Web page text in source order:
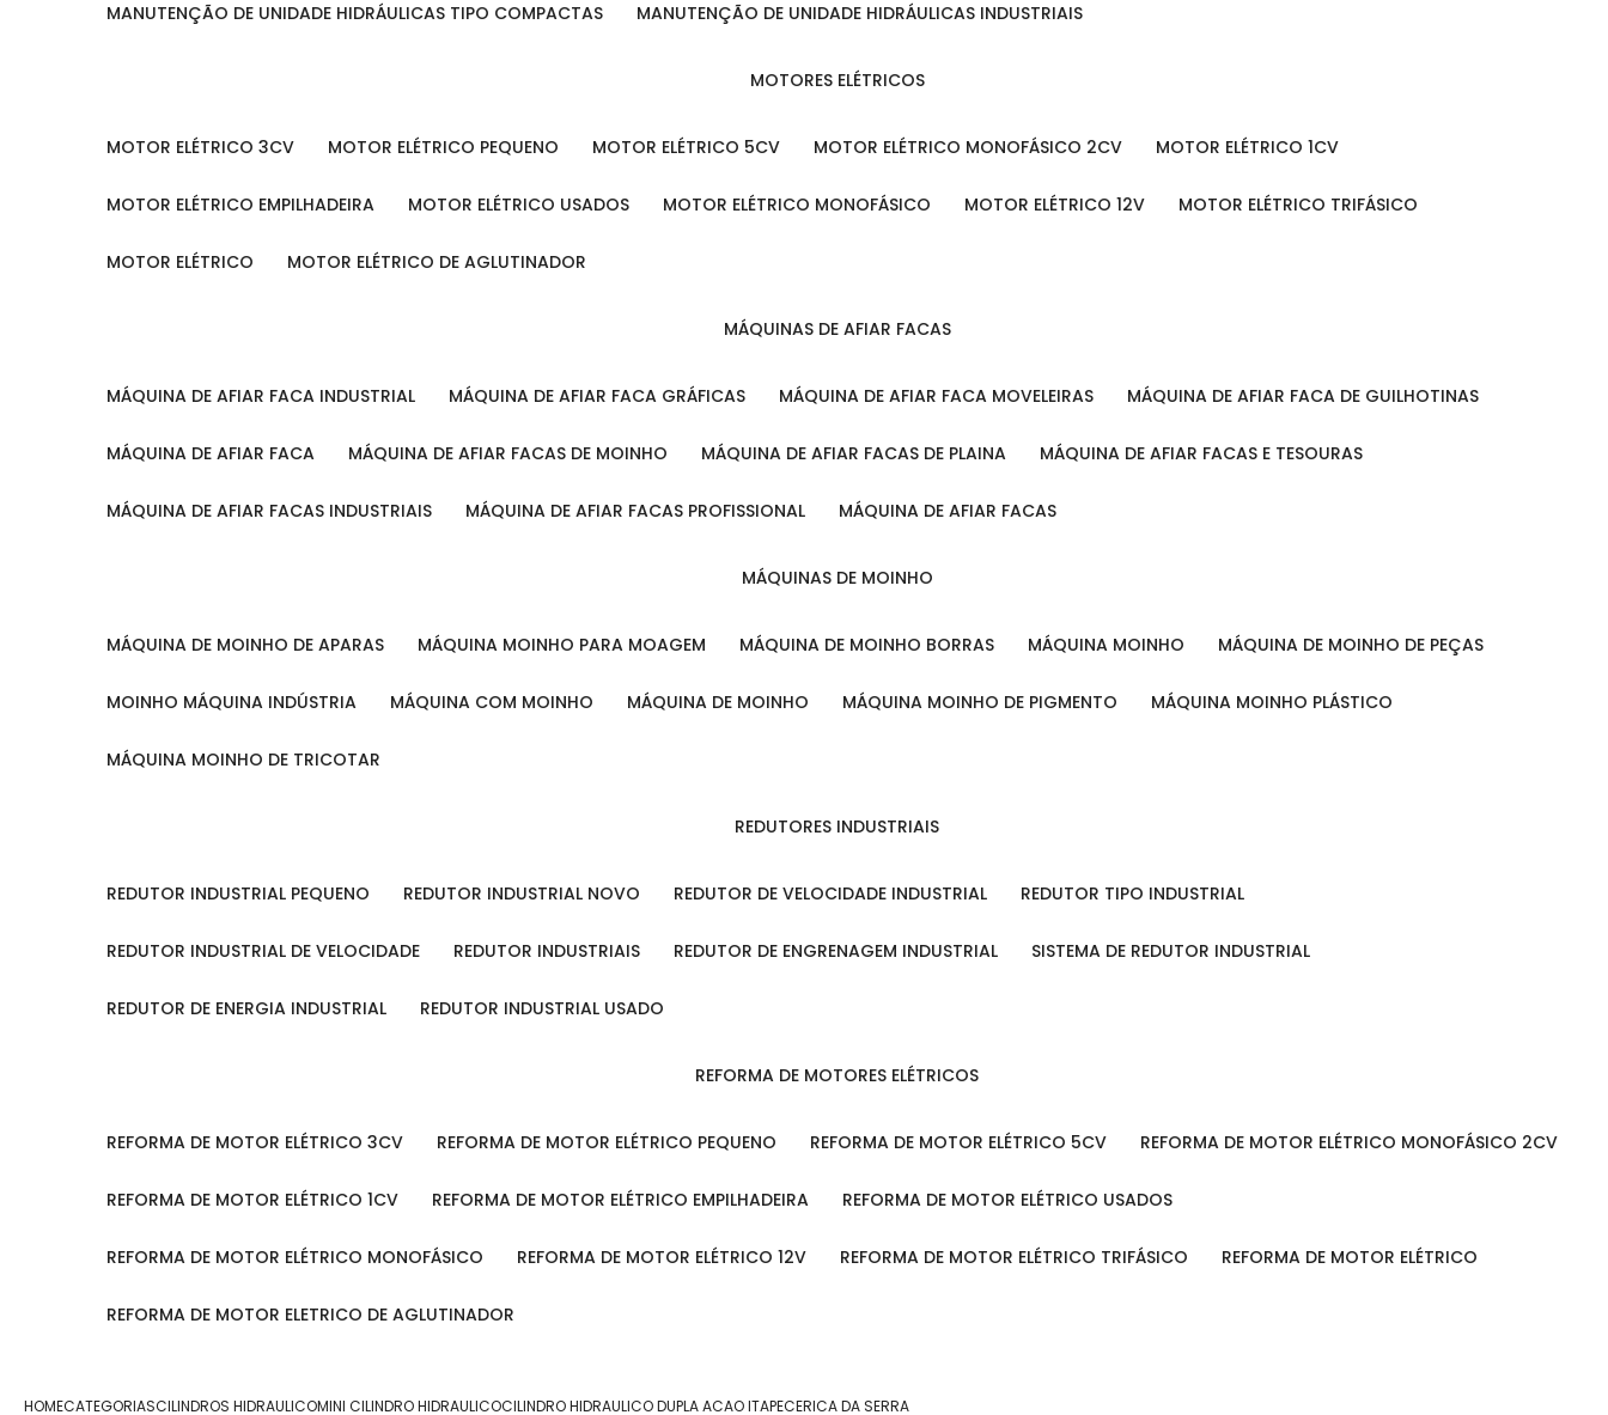
MANUTENÇÃO DE UNIDADE HIDRÁULICAS TIPO COMPACTAS MANUTENÇÃO DE UNIDADE HIDRÁULICAS INDUSTRIAIS
MOTORES ELÉTRICOS
MOTOR ELÉTRICO 3CV MOTOR ELÉTRICO PEQUENO MOTOR ELÉTRICO 5CV MOTOR ELÉTRICO MONOFÁSICO 2CV MOTOR ELÉTRICO 1CV
MOTOR ELÉTRICO EMPILHADEIRA MOTOR ELÉTRICO USADOS MOTOR ELÉTRICO MONOFÁSICO MOTOR ELÉTRICO 12V MOTOR ELÉTRICO TRIFÁSICO
MOTOR ELÉTRICO MOTOR ELÉTRICO DE AGLUTINADOR
MÁQUINAS DE AFIAR FACAS
MÁQUINA DE AFIAR FACA INDUSTRIAL MÁQUINA DE AFIAR FACA GRÁFICAS MÁQUINA DE AFIAR FACA MOVELEIRAS MÁQUINA DE AFIAR FACA DE GUILHOTINAS
MÁQUINA DE AFIAR FACA MÁQUINA DE AFIAR FACAS DE MOINHO MÁQUINA DE AFIAR FACAS DE PLAINA MÁQUINA DE AFIAR FACAS E TESOURAS
MÁQUINA DE AFIAR FACAS INDUSTRIAIS MÁQUINA DE AFIAR FACAS PROFISSIONAL MÁQUINA DE AFIAR FACAS
MÁQUINAS DE MOINHO
MÁQUINA DE MOINHO DE APARAS MÁQUINA MOINHO PARA MOAGEM MÁQUINA DE MOINHO BORRAS MÁQUINA MOINHO MÁQUINA DE MOINHO DE PEÇAS
MOINHO MÁQUINA INDÚSTRIA MÁQUINA COM MOINHO MÁQUINA DE MOINHO MÁQUINA MOINHO DE PIGMENTO MÁQUINA MOINHO PLÁSTICO
MÁQUINA MOINHO DE TRICOTAR
REDUTORES INDUSTRIAIS
REDUTOR INDUSTRIAL PEQUENO REDUTOR INDUSTRIAL NOVO REDUTOR DE VELOCIDADE INDUSTRIAL REDUTOR TIPO INDUSTRIAL
REDUTOR INDUSTRIAL DE VELOCIDADE REDUTOR INDUSTRIAIS REDUTOR DE ENGRENAGEM INDUSTRIAL SISTEMA DE REDUTOR INDUSTRIAL
REDUTOR DE ENERGIA INDUSTRIAL REDUTOR INDUSTRIAL USADO
REFORMA DE MOTORES ELÉTRICOS
REFORMA DE MOTOR ELÉTRICO 3CV REFORMA DE MOTOR ELÉTRICO PEQUENO REFORMA DE MOTOR ELÉTRICO 5CV REFORMA DE MOTOR ELÉTRICO MONOFÁSICO 2CV
REFORMA DE MOTOR ELÉTRICO 1CV REFORMA DE MOTOR ELÉTRICO EMPILHADEIRA REFORMA DE MOTOR ELÉTRICO USADOS
REFORMA DE MOTOR ELÉTRICO MONOFÁSICO REFORMA DE MOTOR ELÉTRICO 12V REFORMA DE MOTOR ELÉTRICO TRIFÁSICO REFORMA DE MOTOR ELÉTRICO
REFORMA DE MOTOR ELETRICO DE AGLUTINADOR
HOMECATEGORIASCILINDROS HIDRAULICOMINI CILINDRO HIDRAULICOCILINDRO HIDRAULICO DUPLA ACAO ITAPECERICA DA SERRA